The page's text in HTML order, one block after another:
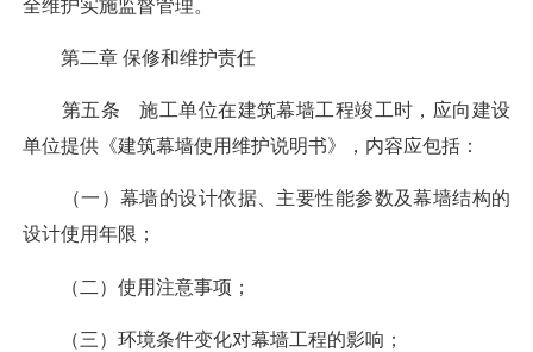
全维护实施监督管理。
第二章 保修和维护责任
第五条 施工单位在建筑幕墙工程竣工时，应向建设
单位提供《建筑幕墙使用维护说明书》，内容应包括：
（一）幕墙的设计依据、主要性能参数及幕墙结构的
设计使用年限；
（二）使用注意事项；
（三）环境条件变化对幕墙工程的影响；